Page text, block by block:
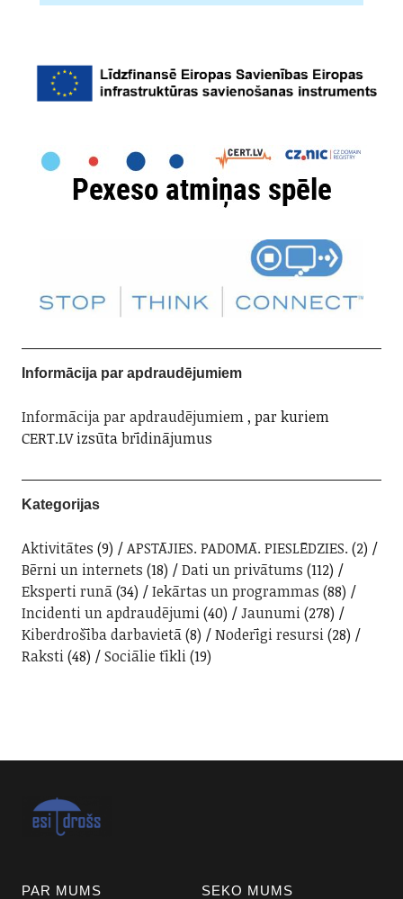
Informācija par apdraudējumiem
Informācija par apdraudējumiem, par kuriem
CERT.LV izsūta brīdinājumus
Kategorijas
Aktivitātes (9) APSTĀJIES. PADOMĀ. PIESLĒDZIES. (2)
Bērni un internets (18) Dati un privātums (112)
Eksperti runā(34) Iekārtas un programmas (88)
Incidenti un apdraudējumi(40) Jaunumi(278)
Kiberdrošība darbavietā(8) Noderīgi resursi(28)
Raksti(48) Sociālie tīkli(19)
PAR MUMS SEKO MUMS